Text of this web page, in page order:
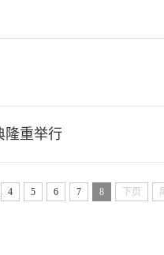
隆重举行
4 5 6 7 8 下页